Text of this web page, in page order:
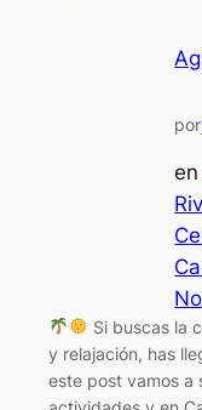
por
en
Si buscas la
y relajación, has
este post vamos a